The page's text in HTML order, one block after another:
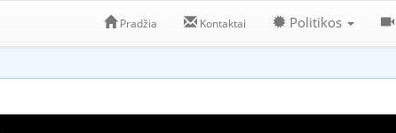
Pradžia Kontaktai Politikos